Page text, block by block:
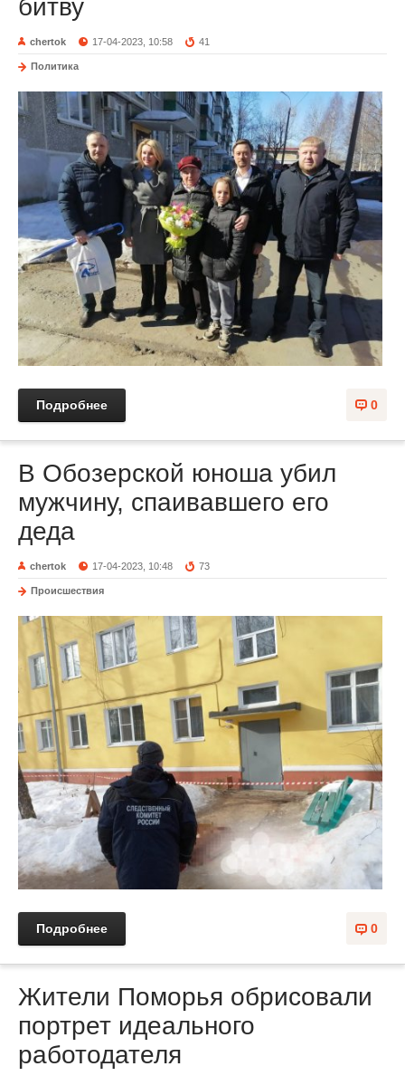
битву
chertok 17-04-2023, 10:58 41
Политика
0
Подробнее
В Обозерской юноша убил
мужчину, спаивавшего его
деда
chertok 17-04-2023, 10:48 73
Происшествия
0
Подробнее
Жители Поморья обрисовали
портрет идеального
работодателя